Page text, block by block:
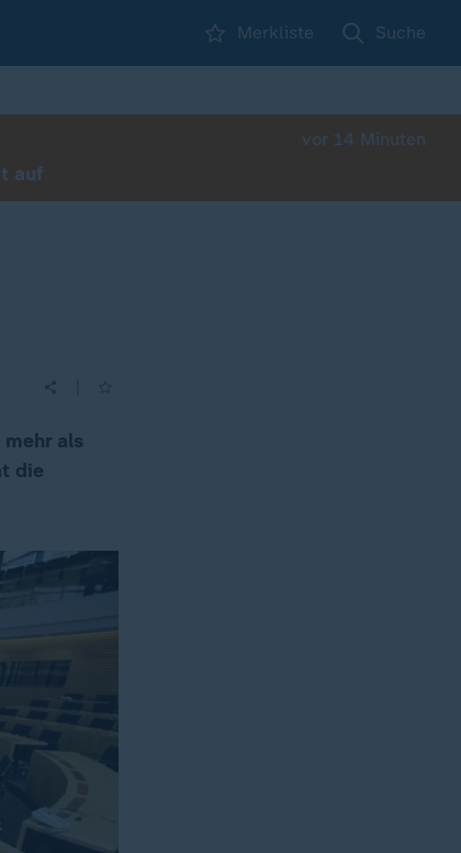
Merkliste Suche
vor 14 Minuten
auf
als
die